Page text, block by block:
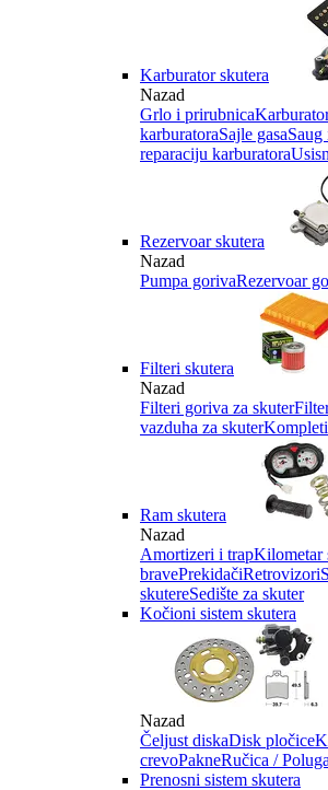
Karburator skutera
Nazad
Grlo i prirubnica
karburatoraSajle gasa
reparaciju karburatora
Rezervoar skutera
Nazad
Pumpa gorivaRezervoar
Filteri skutera
Nazad
Filteri goriva za skuter
vazduha za skuterKompleti
Ram skutera
Nazad
Amortizeri i trapKilometar
bravePrekidačiRetrovizori
skutereSedište za skuter
Kočioni sistem skutera
Nazad
Čeljust diskaDisk pločice
crevoPakneRučica /
Prenosni sistem skutera